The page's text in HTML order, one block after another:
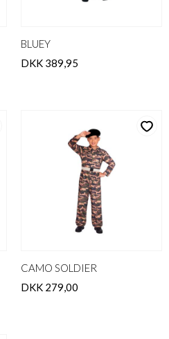
BLUEY
DKK 389,95
CAMO SOLDIER
DKK 279,00